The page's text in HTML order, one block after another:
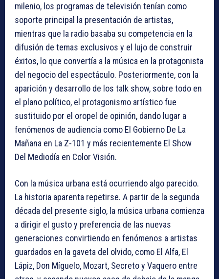
milenio, los programas de televisión tenían como
soporte principal la presentación de artistas,
mientras que la radio basaba su competencia en la
difusión de temas exclusivos y el lujo de construir
éxitos, lo que convertía a la música en la protagonista
del negocio del espectáculo. Posteriormente, con la
aparición y desarrollo de los talk show, sobre todo en
el plano político, el protagonismo artístico fue
sustituido por el oropel de opinión, dando lugar a
fenómenos de audiencia como El Gobierno De La
Mañana en La Z-101 y más recientemente El Show
Del Mediodía en Color Visión.
Con la música urbana está ocurriendo algo parecido.
La historia aparenta repetirse. A partir de la segunda
década del presente siglo, la música urbana comienza
a dirigir el gusto y preferencia de las nuevas
generaciones convirtiendo en fenómenos a artistas
guardados en la gaveta del olvido, como El Alfa, El
Lápiz, Don Míguelo, Mozart, Secreto y Vaquero entre